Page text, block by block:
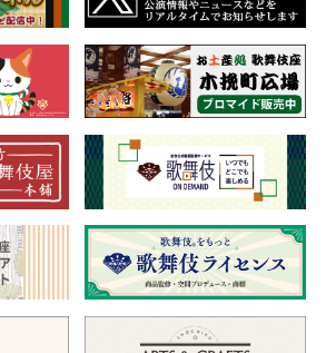
舞
酒を好物とする猩々が、酒売りのもとに
します。猩々はうれしそうに酒を飲むと上
謳いながら舞を舞って見せます。やがて
も尽きない酒壷を酒売りに与えると去って
無邪気な中国の伝説の霊獣、猩々を巧み
華やかな舞踊をご覧いただきます。
条城の清正（にじょうじょうのきよま
正の心中
への恩を忘れず、一子の秀頼に仕えてい